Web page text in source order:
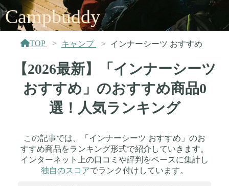
Campbuddy
TOP キャンプ インナーシーツ おすすめ
【2026最新】「インナーシーツ
おすすめ」のおすすめ商品0
選！人気ランキング
この記事では、「インナーシーツ おすすめ」のお
すすめ商品をランキング形式で紹介していきます。
インターネット上の口コミや評判をベースに集計し
独自のスコアでランク付けしています。